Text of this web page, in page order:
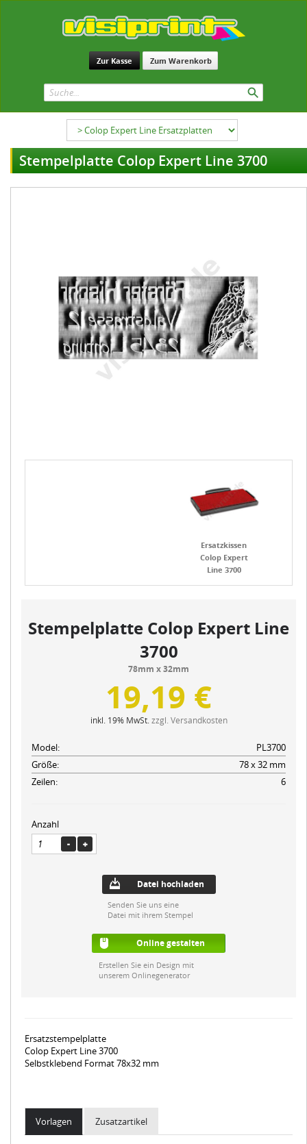
Zur Kasse Zum Warenkorb
Stempelplatte Colop Expert Line 3700
Ersatzkissen
Colop Expert
Line 3700
Stempelplatte Colop Expert Line
3700
78mm x 32mm
19,19 €
inkl. 19% MwSt. zzgl. Versandkosten
Model:
PL3700
Größe:
78 x 32 mm
Zeilen:
6
Anzahl
Datei hochladen
Senden Sie uns eine
Datei mit ihrem Stempel
Online gestalten
Erstellen Sie ein Design mit
unserem Onlinegenerator
Ersatzstempelplatte
Colop Expert Line 3700
Selbstklebend Format 78x32 mm
Vorlagen Zusatzartikel